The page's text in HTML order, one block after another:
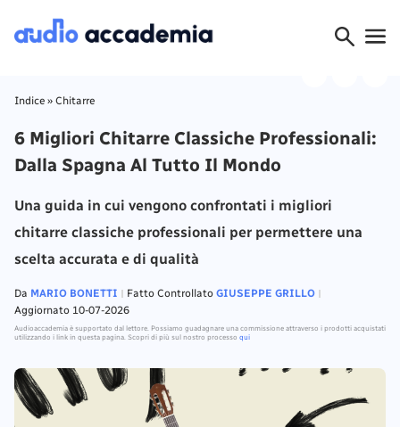
Indice » Chitarre
6 Migliori Chitarre Classiche Professionali:
Dalla Spagna Al Tutto Il Mondo
Una guida in cui vengono confrontati i migliori
chitarre classiche professionali per permettere una
scelta accurata e di qualità
Da MARIO BONETTI Fatto Controllato GIUSEPPE GRILLO
Aggiornato 10-07-2026
Audioaccademia è supportato dal lettore. Possiamo guadagnare una commissione attraverso i prodotti acquistati
utilizzando i link in questa pagina. Scopri di più sul nostro processo qui